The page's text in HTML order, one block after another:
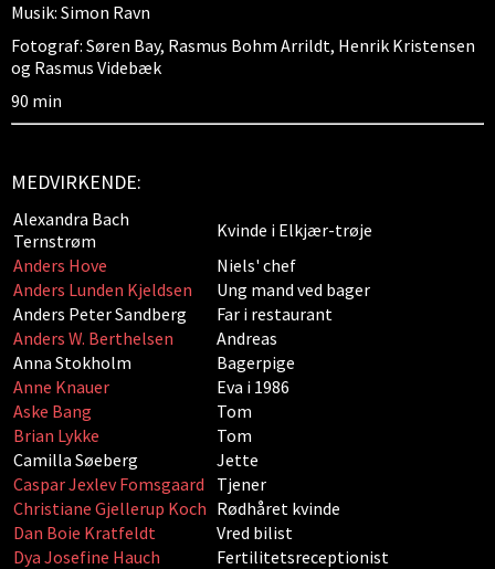
Musik: Simon Ravn
Fotograf: Søren Bay, Rasmus Bohm Arrildt, Henrik Kristensen
og Rasmus Videbæk
90 min
MEDVIRKENDE:
Alexandra Bach
Ternstrøm
Kvinde i Elkjær-trøje
Anders Hove
Niels' chef
Anders Lunden Kjeldsen
Ung mand ved bager
Anders Peter Sandberg
Far i restaurant
Anders W. Berthelsen
Andreas
Anna Stokholm
Bagerpige
Anne Knauer
Eva i 1986
Aske Bang
Tom
Brian Lykke
Tom
Camilla Søeberg
Jette
Caspar Jexlev Fomsgaard
Tjener
Christiane Gjellerup Koch Rødhåret kvinde
Dan Boie Kratfeldt
Vred bilist
Dya Josefine Hauch
Fertilitetsreceptionist